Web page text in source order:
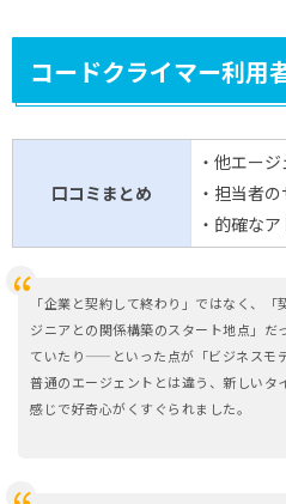
コードクライマー利用
口コミまとめ
・他エー
・担当者
・的確な
「企業と契約して終わり」ではなく、
ジニアとの関係構築のスタート地点」だ
ていたり——といった点が「ビジネスモ
普通のエージェントとは違う、新しいタ
感じで好奇心がくすぐられました。